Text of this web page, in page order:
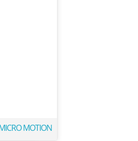
MOTION